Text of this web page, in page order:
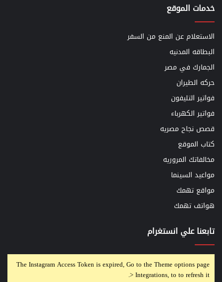
خدمات الموقع
الاستعلام عن المنع من السفر
البطاقه المدنيه
الجمارك في مصر
حركه الطيران
فواتير التليفون
فواتير الكهرباء
قصص نجاح مصريه
كتاب الموقع
مخالفاتك المروريه
مواعيد السينما
مواقع تهمك
هواتف تهمك
تابعنا علي انستغرام
The Instagram Access Token is expired, Go to the Theme options page
> Integrations, to to refresh it.